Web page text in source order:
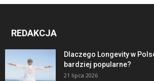
REDAKCJA
Dlaczego Longevity w
bardziej popularne?
21 lipca 2026